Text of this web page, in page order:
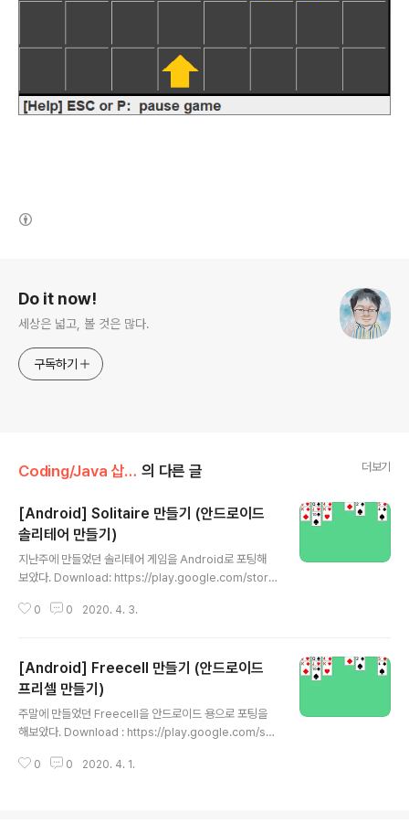
Do it now!
세상은 넓고, 볼 것은 많다.
구독하기
Coding/Java 삽질기 의 다른 글 더보기
[Android] Solitaire 만들기 (안드로이드
솔리테어 만들기)
지난주에 만들었던 솔리테어 게임을 Android로 포팅해
보았다. Download: https://play.google.com/stor
솔리티어 게임 만들기 : https://chobocho.tistory.co
olitaire2 Android solitaire. Contribute to choboc
ho/solitaire2 development by creating an accou
nt on GitHub. github.com
0 0 2020. 4. 3.
[Android] Freecell 만들기 (안드로이드
프리셀 만들기)
주말에 만들었던 Freecell을 안드로이드 용으로 포팅을
해보았다. Download : https://play.google.com/sto
tps://chobocho.tistory.com/2461436 [Java] Fre
0 0 2020. 4. 1.